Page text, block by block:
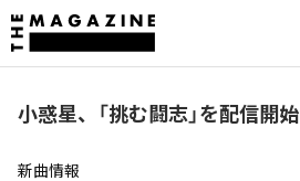
小惑星、「挑む闘志」を配信開始
新曲情報